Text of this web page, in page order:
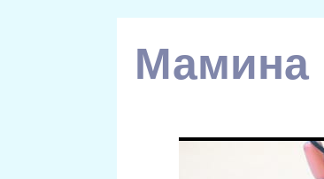
Мамина